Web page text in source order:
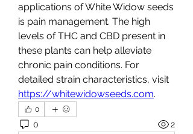
applications of White Widow seeds
is pain management. The high
levels of THC and CBD present in
these plants can help alleviate
chronic pain conditions. For
https://whitewidowseeds.com.
0
0 2